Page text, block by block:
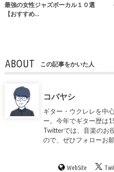
最強の女性ジャズボーカル１０選
【おすすめ…
ABOUT この記事をかいた人
コバヤシ
ギター・ウクレレを中
ー。今年でギター歴は
Twitterでは、音楽のお
ので、ぜひフォローお
WebSite